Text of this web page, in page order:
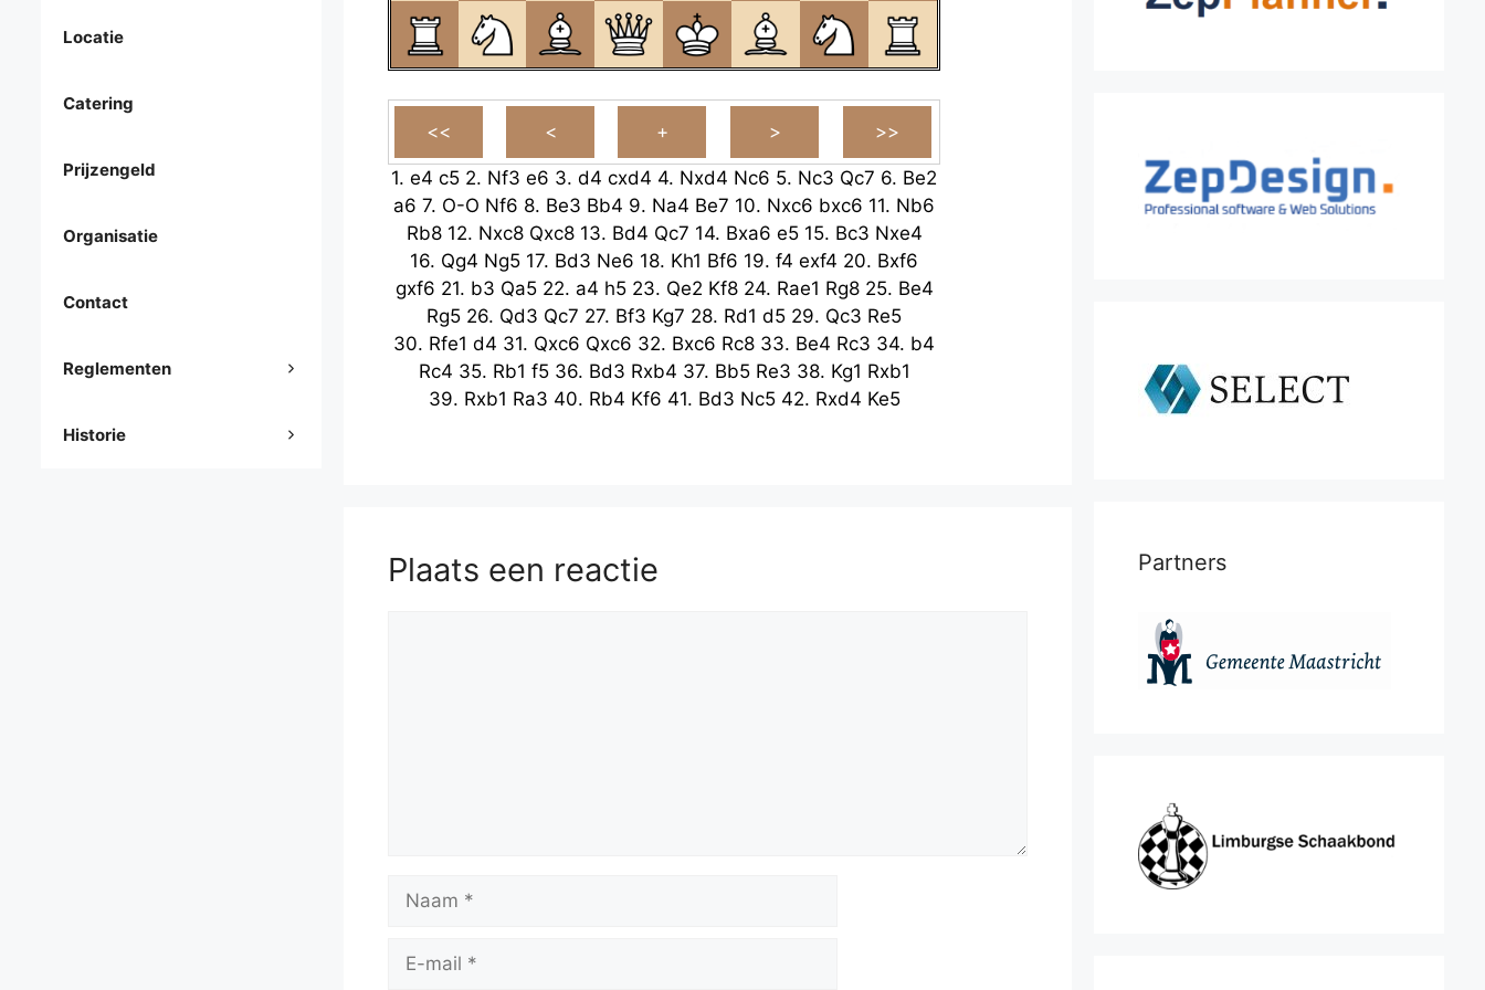
1. e4 c5 2. Nf3 e6 3. d4 cxd4 4. Nxd4 Nc6 5. Nc3 Qc7 6. Be2
a6 7. O-O Nf6 8. Be3 Bb4 9. Na4 Be7 10. Nxc6 bxc6 11. Nb6
Rb8 12. Nxc8 Qxc8 13. Bd4 Qc7 14. Bxa6 e5 15. Bc3 Nxe4
16. Qg4 Ng5 17. Bd3 Ne6 18. Kh1 Bf6 19. f4 exf4 20. Bxf6
gxf6 21. b3 Qa5 22. a4 h5 23. Qe2 Kf8 24. Rae1 Rg8 25. Be4
Rg5 26. Qd3 Qc7 27. Bf3 Kg7 28. Rd1 d5 29. Qc3 Re5
30. Rfe1 d4 31. Qxc6 Qxc6 32. Bxc6 Rc8 33. Be4 Rc3 34. b4
Rc4 35. Rb1 f5 36. Bd3 Rxb4 37. Bb5 Re3 38. Kg1 Rxb1
39. Rxb1 Ra3 40. Rb4 Kf6 41. Bd3 Nc5 42. Rxd4 Ke5
Plaats een reactie
mail
Locatie
Catering
Prijzengeld
Organisatie
Contact
Reglementen
Historie
Partners